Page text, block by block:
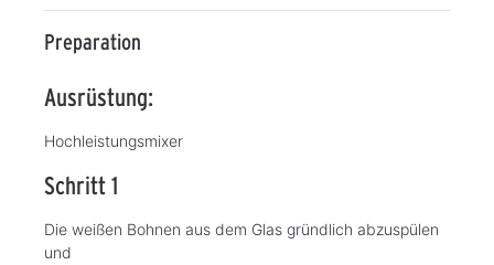
Preparation
Ausrüstung:
Hochleistungsmixer
Schritt 1
Die weißen Bohnen aus dem Glas gründlich abzuspülen
und